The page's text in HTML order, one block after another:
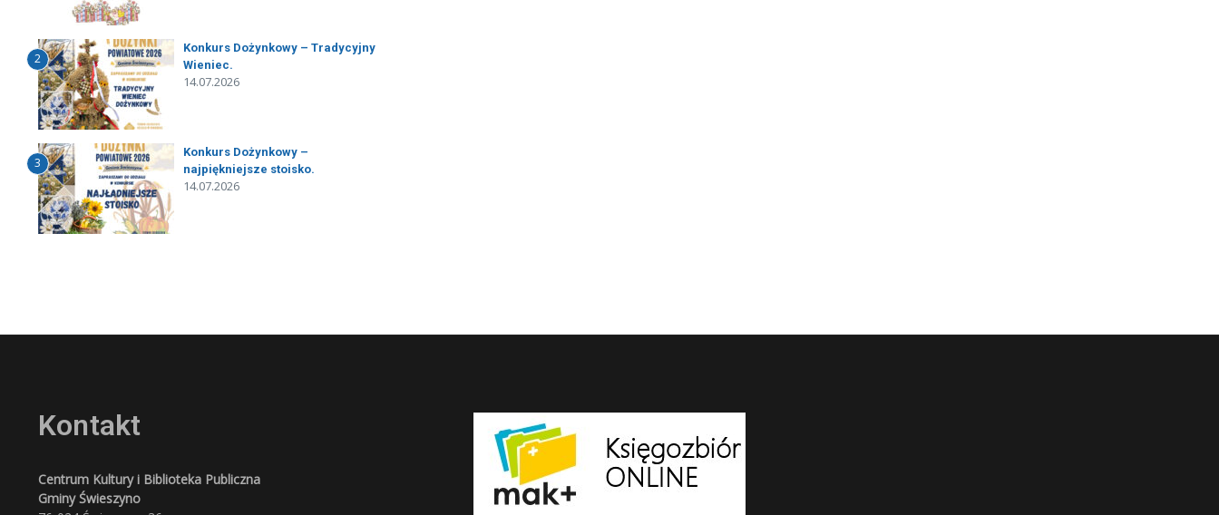
2
Konkurs Dożynkowy – Tradycyjny
Wieniec.
14.07.2026
3
Konkurs Dożynkowy –
najpiękniejsze stoisko.
14.07.2026
Kontakt
Centrum Kultury i Biblioteka Publiczna
Gminy Świeszyno